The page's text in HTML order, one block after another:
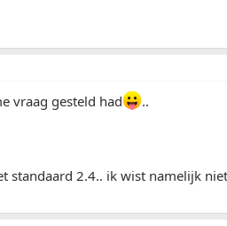
vraag gesteld had ..
standaard 2.4.. ik wist namelijk